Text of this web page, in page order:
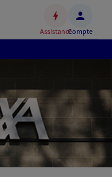
AssistanceCompte